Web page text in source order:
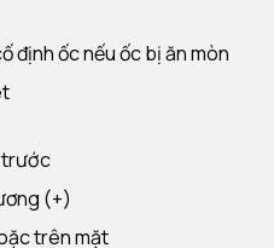
định ốc nếu ốc bị ăn mòn
trước
(+)
trên mặt